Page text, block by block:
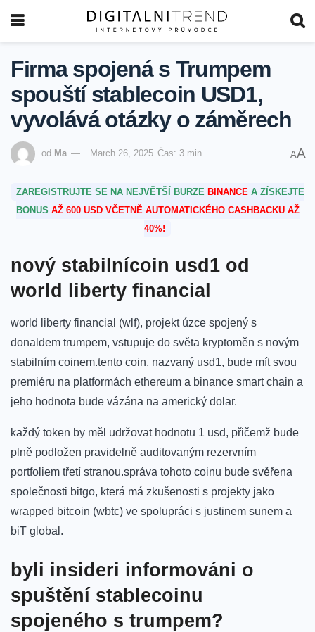
Firma spojená s Trumpem
spouští stablecoin USD1,
vyvolává otázky o záměrech
od Ma March 26, 2025 Čas: 3 min AA
ZAREGISTRUJTE SE NA NEJVĚTŠÍ BURZE BINANCE A ZÍSKEJTE
BONUS AŽ 600 USD VČETNĚ AUTOMATICKÉHO CASHBACKU AŽ
40%!
nový stabilnícoin usd1 od
world liberty financial
world liberty financial ⁣(wlf), projekt úzce ‍spojený s
donaldem trumpem,⁢ vstupuje do světa kryptoměn s ⁢novým
stabilním coinem.tento coin, nazvaný usd1,​ bude mít svou
premiéru‍ na‍ platformách ethereum a binance smart chain ⁢a
jeho hodnota bude vázána na americký dolar.
každý token by měl ⁢udržovat hodnotu​ 1 usd, přičemž bude ​
plně podložen pravidelně auditovaným rezervním
portfoliem třetí stranou.správa tohoto ⁣coinu bude svěřena
společnosti bitgo, která má zkušenosti s projekty jako
wrapped bitcoin (wbtc)⁤ ve spolupráci s justinem sunem a
biT global.
byli insideri informováni o
spuštění stablecoinu
spojeného s ⁢trumpem?